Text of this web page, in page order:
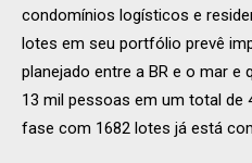
condomínios logísticos e
lotes em seu portfólio prevê
planejado entre a BR e o mar e
13 mil pessoas em um total de
fase com 1682 lotes já está